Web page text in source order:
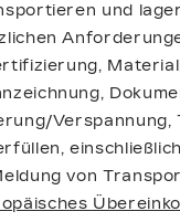
und
von